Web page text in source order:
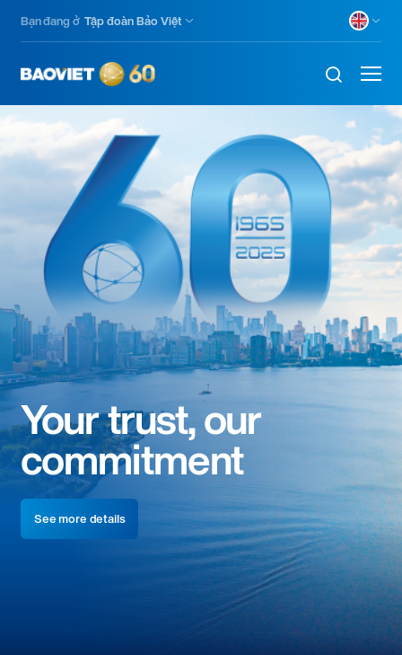
content
Bạn đang ở Tập đoàn Bảo Việt
Your trust, our
commitment
See more details